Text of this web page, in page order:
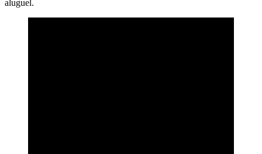
aluguel.